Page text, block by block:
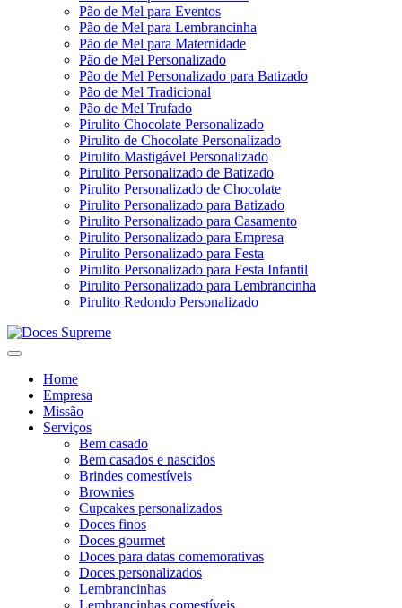
Pão de Mel para Eventos
Pão de Mel para Lembrancinha
Pão de Mel para Maternidade
Pão de Mel Personalizado
Pão de Mel Personalizado para Batizado
Pão de Mel Tradicional
Pão de Mel Trufado
Pirulito Chocolate Personalizado
Pirulito de Chocolate Personalizado
Pirulito Mastigável Personalizado
Pirulito Personalizado de Batizado
Pirulito Personalizado de Chocolate
Pirulito Personalizado para Batizado
Pirulito Personalizado para Casamento
Pirulito Personalizado para Empresa
Pirulito Personalizado para Festa
Pirulito Personalizado para Festa Infantil
Pirulito Personalizado para Lembrancinha
Pirulito Redondo Personalizado
Home
Empresa
Missão
Serviços
Bem casado
Bem casados e nascidos
Brindes comestíveis
Brownies
Cupcakes personalizados
Doces finos
Doces gourmet
Doces para datas comemorativas
Doces personalizados
Lembrancinhas
Lembrancinhas comestíveis